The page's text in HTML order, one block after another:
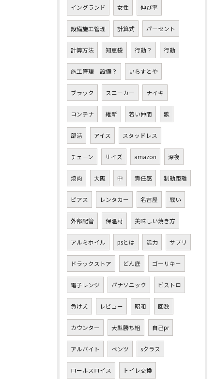
イングランド 女性 伸び率
設備施工管理 計算式 パーセント
計算方法 知恵袋 行動？ 行動
施工管理 設備？ いらすとや
ブラック スニーカー ナイキ
コンテナ 維新 若い仲間 歌
部活 アイス スタッドレス
チェーン サイズ amazon 深夜
焼肉 大阪 中 責任感 制動距離
ピアス レンタカー 名古屋 戦い
外部配管 保温材 美味しい焼き方
アルミホイル psとは 活力 サプリ
ドラックストア どん底 ゴーリキー
電子レンジ パナソニック ビストロ
負け犬 レビュー 昭和 回数
カウンター 大型勝ち組 自己pr
アルバイト ベンツ sクラス
ロールスロイス トイレ交換